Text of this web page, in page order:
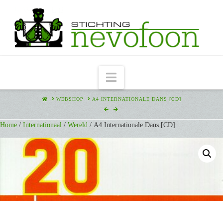
Navigation
HOMEWEBSHOP A4 INTERNATIONALE DANS [CD]
Home / Internationaal / Wereld / A4 Internationale Dans [CD]